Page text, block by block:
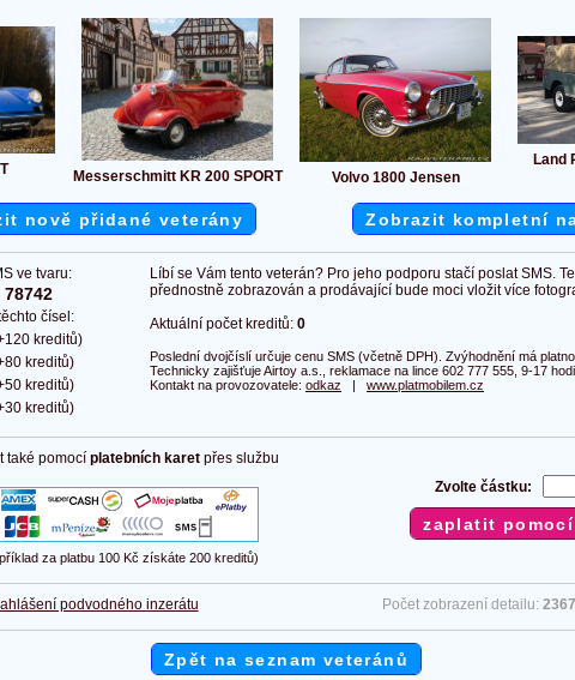
Messerschmitt KR 200 SPORT Volvo 1800 Jensen
Land
nově přidané veterány Zobrazit kompletní
ve tvaru:
78742
čísel:
kreditů)
kreditů)
kreditů)
kreditů)
Líbí se Vám tento veterán? Pro jeho podporu stačí poslat SMS.
přednostně zobrazován a prodávající bude moci vložit více
Aktuální počet kreditů: 0
Poslední dvojčíslí určuje cenu SMS (včetně DPH). Zvýhodnění má
Technicky zajišťuje Airtoy a.s., reklamace na lince 602 777 555, 9-17
Kontakt na provozovatele: odkaz | www.platmobilem.cz
také pomocí platebních karet přes službu
za platbu 100 Kč získáte 200 kreditů)
Zvolte částku:
podvodného inzerátu Počet zobrazení detailu:
Zpět na seznam veteránů